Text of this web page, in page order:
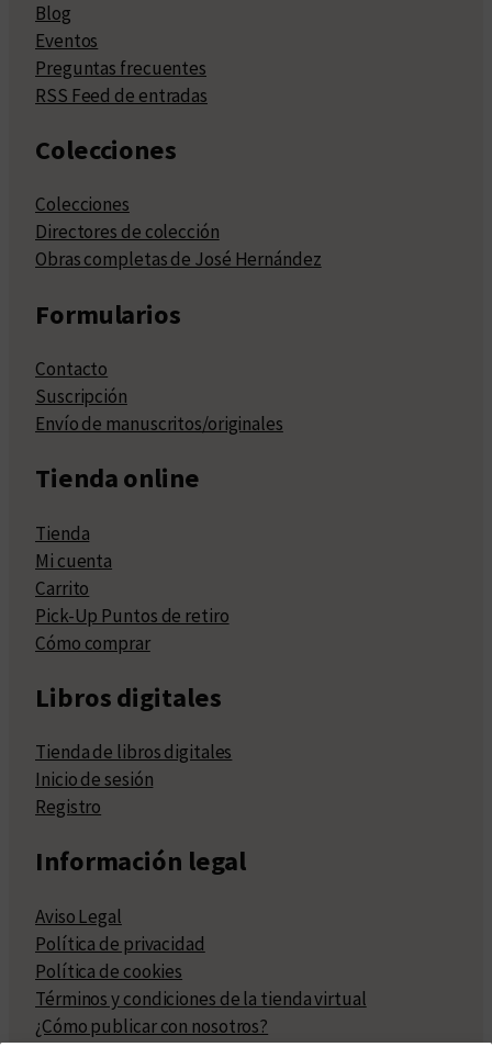
Blog
Eventos
Preguntas frecuentes
RSS Feed de entradas
Colecciones
Colecciones
Directores de colección
Obras completas de José Hernández
Formularios
Contacto
Suscripción
Envío de manuscritos/originales
Tienda online
Tienda
Mi cuenta
Carrito
Pick-Up Puntos de retiro
Cómo comprar
Libros digitales
Tienda de libros digitales
Inicio de sesión
Registro
Información legal
Aviso Legal
Política de privacidad
Política de cookies
Términos y condiciones de la tienda virtual
¿Cómo publicar con nosotros?